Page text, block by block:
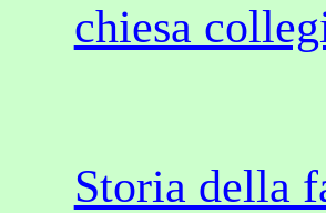
chiesa
Storia della